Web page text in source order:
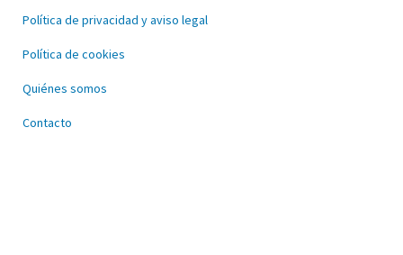
Política de privacidad y aviso legal
Política de cookies
Quiénes somos
Contacto